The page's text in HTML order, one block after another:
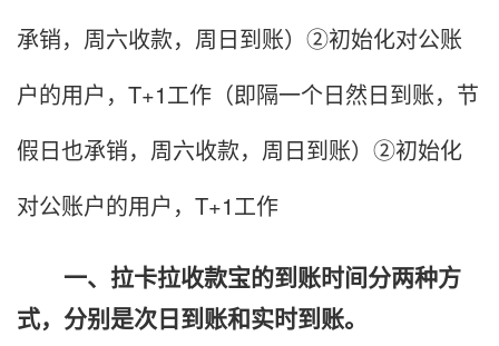
承销，周六收款，周日到账）②初始化对公账
户的用户，T+1工作（即隔一个日然日到账，节
假日也承销，周六收款，周日到账）②初始化
对公账户的用户，T+1工作
一、拉卡拉收款宝的到账时间分两种方
式，分别是次日到账和实时到账。